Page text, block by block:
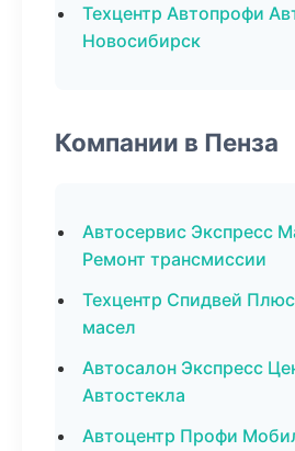
Техцентр Автопрофи
Новосибирск
Компании в Пенза
Автосервис Экспресс
Ремонт трансмиссии
Техцентр Спидвей
масел
Автосалон Экспресс
Автостекла
Автоцентр Профи